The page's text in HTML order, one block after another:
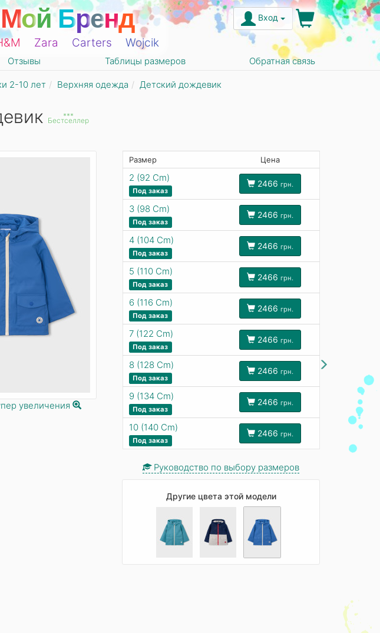
Мой Бренд
Zara Carters Wojcik
Вход
Отзывы Таблицы размеров Обратная связь
2-10 лет Верхняя одежда Детский дождевик
***
Бестселлер
увеличения
Размер Цена
2 (92 Cm)
Под заказ
2466 грн.
3 (98 Cm)
Под заказ
2466 грн.
4 (104 Cm)
Под заказ
2466 грн.
5 (110 Cm)
Под заказ
2466 грн.
6 (116 Cm)
Под заказ
2466 грн.
7 (122 Cm)
Под заказ
2466 грн.
8 (128 Cm)
Под заказ
2466 грн.
9 (134 Cm)
Под заказ
2466 грн.
10 (140 Cm)
Под заказ
2466 грн.
Руководство по выбору размеров
Другие цвета этой модели